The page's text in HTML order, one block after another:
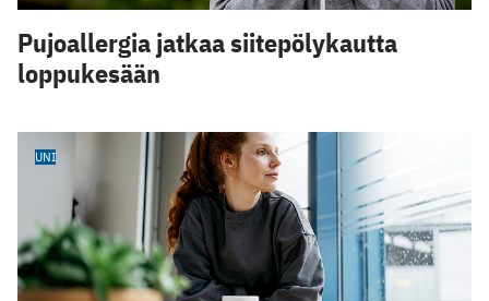
Pujoallergia jatkaa siitepölykautta
loppukesään
UNI